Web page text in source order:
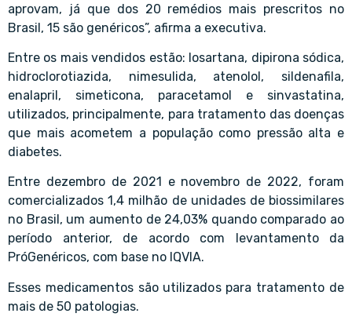
aprovam, já que dos 20 remédios mais prescritos no
Brasil, 15 são genéricos”, afirma a executiva.
Entre os mais vendidos estão: losartana, dipirona sódica,
hidroclorotiazida, nimesulida, atenolol, sildenafila,
enalapril, simeticona, paracetamol e sinvastatina,
utilizados, principalmente, para tratamento das doenças
que mais acometem a população como pressão alta e
diabetes.
Entre dezembro de 2021 e novembro de 2022, foram
comercializados 1,4 milhão de unidades de biossimilares
no Brasil, um aumento de 24,03% quando comparado ao
período anterior, de acordo com levantamento da
PróGenéricos, com base no IQVIA.
Esses medicamentos são utilizados para tratamento de
mais de 50 patologias.